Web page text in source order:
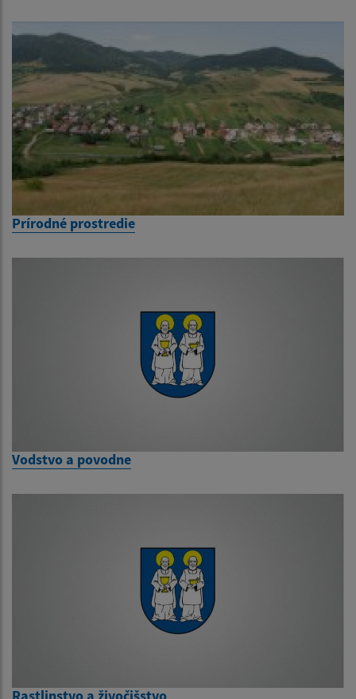
Prírodné prostredie
Vodstvo a povodne
Rastlinstvo a živočišstvo